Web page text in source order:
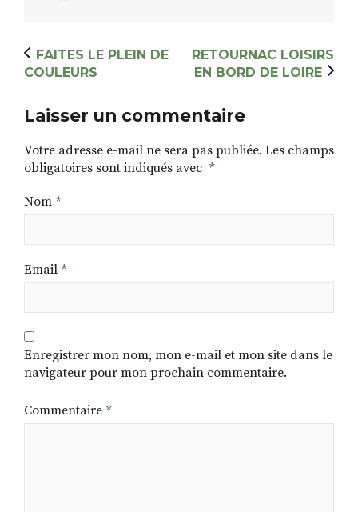
FAITES LE PLEIN DE
COULEURS
RETOURNAC LOISIRS
EN BORD DE LOIRE
Laisser un commentaire
Votre adresse e-mail ne sera pas publiée. Les champs
obligatoires sont indiqués avec *
Nom *
Email *
Enregistrer mon nom, mon e-mail et mon site dans le
navigateur pour mon prochain commentaire.
Commentaire *